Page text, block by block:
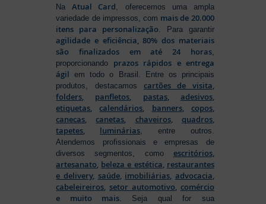
NaAtual Card , oferecemos uma ampla
variedade de impressos, com mais de 20.000
itens para personalização . Para garantir
agilidade e eficiência, 80% dos materiais
são finalizados em até 24 horas,
proporcionando prazos rápidos e entrega
ágil em todo o Brasil. Entre os principais
produtos, destacamos cartões de visita,
folders, panfletos, pastas, adesivos,
etiquetas,calendários, banners, copos,
canecas,canetas, chaveiros, quadros,
tapetes, luminárias , entre outros.
Atendemos profissionais e empresas de
diversos segmentos, como escritórios,
artesanato, beleza e estética, restaurantes
e delivery, saúde, imobiliárias, advocacia,
cabeleireiros, setor automotivo, comércio
e muito mais . Seja qual for sua